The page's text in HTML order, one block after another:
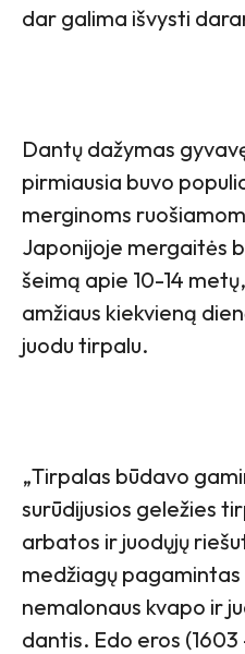
dar galima išvysti
Dantų dažymas
pirmiausia buvo
merginoms
Japonijoje mergaitės
šeimą apie 10-14
amžiaus kiekvieną
juodu tirpalu.
„Tirpalas būdavo
surūdijusios geležies
arbatos ir juodųjų
medžiagų
nemalonaus kvapo ir
dantis. Edo eros (1603